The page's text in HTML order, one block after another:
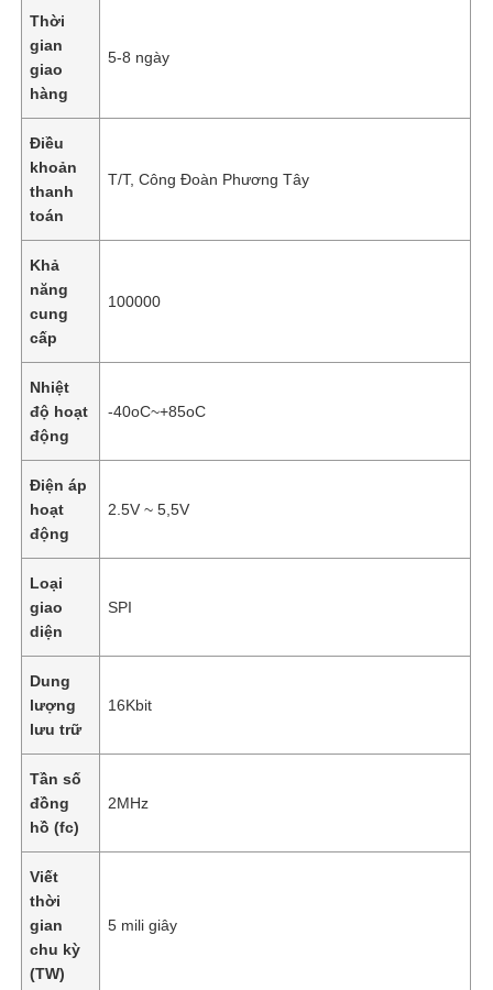
Video
Thời
gian
giao
hàng
5-8 ngày
Điều
khoản
thanh
toán
T/T, Công Đoàn Phương Tây
Khả
năng
cung
cấp
100000
Nhiệt
độ hoạt
động
-40oC~+85oC
Điện áp
hoạt
động
2.5V ~ 5,5V
Loại
giao
diện
SPI
Dung
lượng
lưu trữ
16Kbit
Tần số
đồng
hồ (fc)
2MHz
Viết
thời
gian
chu kỳ
(TW)
5 mili giây